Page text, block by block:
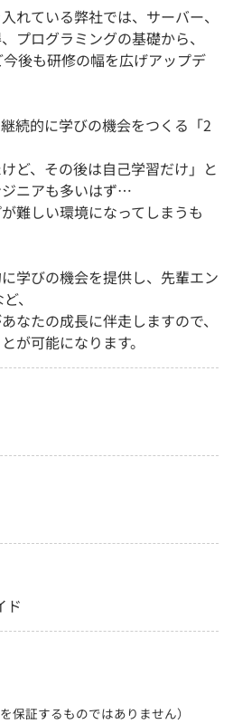
れている弊社では、サーバー、
プログラミングの基礎から、
後も研修の幅を広げアップデ
続的に学びの機会をつくる「2
ど、その後は自己学習だけ」と
ニアも多いはず…
難しい環境になってしまうも
学びの機会を提供し、先輩エン
、
なたの成長に伴走しますので、
が可能になります。
ド
保証するものではありません）